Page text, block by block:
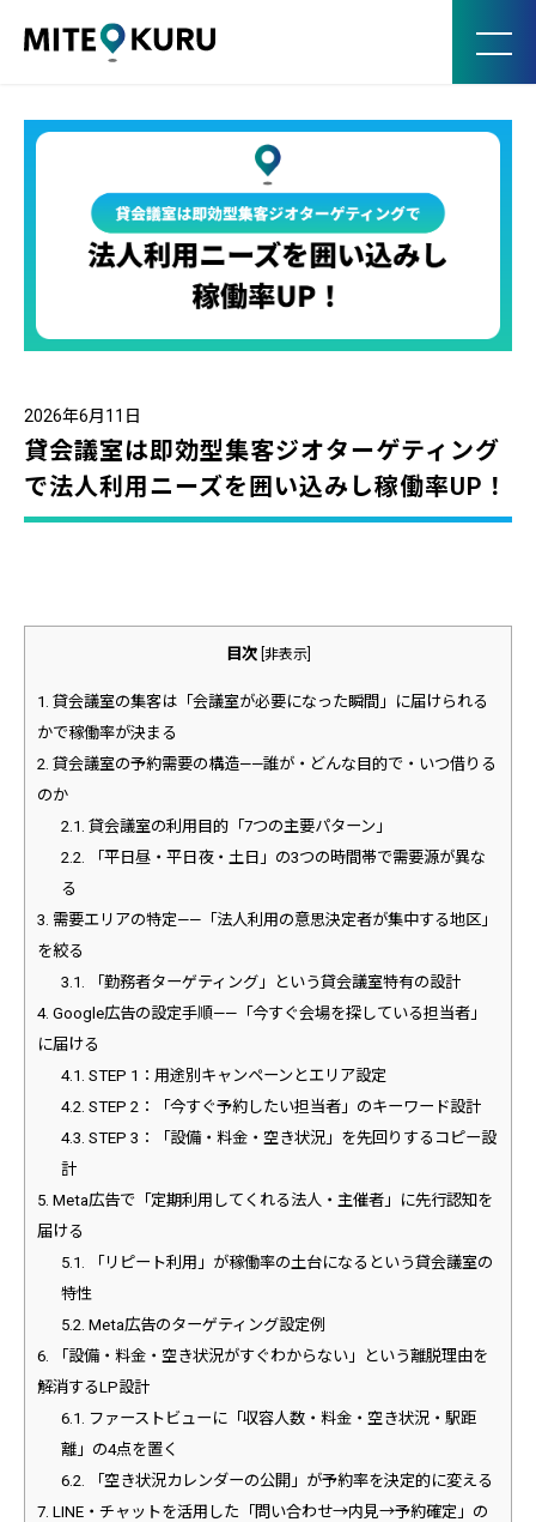
2026年6月11日
貸会議室は即効型集客ジオターゲティング
で法人利用ニーズを囲い込みし稼働率UP！
目次 非表示]
1. 貸会議室の集客は「会議室が必要になった瞬間」に届けられる
かで稼働率が決まる
2. 貸会議室の予約需要の構造——誰が・どんな目的で・いつ借りる
のか
2.1. 貸会議室の利用目的「7つの主要パターン」
2.2.
「平日昼・平日夜・土日」の3つの時間帯で需要源が異な
る
3. 需要エリアの特定——「法人利用の意思決定者が集中する地区」
を絞る
3.1.
「勤務者ターゲティング」という貸会議室特有の設計
4. Google広告の設定手順——「今すぐ会場を探している担当者」
に届ける
4.1. STEP 1：用途別キャンペーンとエリア設定
4.2. STEP 2：「今すぐ予約したい担当者」のキーワード設計
4.3. STEP 3：「設備・料金・空き状況」を先回りするコピー設
計
5. Meta広告で「定期利用してくれる法人・主催者」に先行認知を
届ける
5.1.
「リピート利用」が稼働率の土台になるという貸会議室の
特性
5.2. Meta広告のターゲティング設定例
6.
「設備・料金・空き状況がすぐわからない」という離脱理由を
解消するLP設計
6.1.
ファーストビューに「収容人数・料金・空き状況・駅距
離」の4点を置く
6.2.
「空き状況カレンダーの公開」が予約率を決定的に変える
7. LINE・チャットを活用した「問い合わせ→内見→予約確定」の